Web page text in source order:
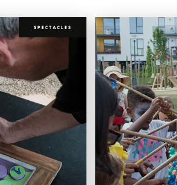
SPECTACLES